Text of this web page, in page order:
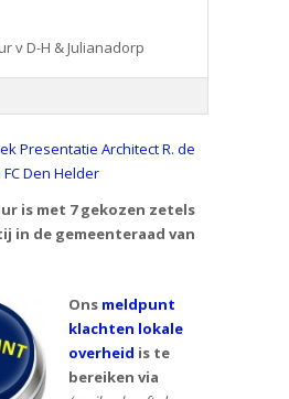
v D-H & Julianadorp
Presentatie Architect R. de
Den Helder
is met 7 gekozen zetels
in de gemeenteraad van
Ons meldpunt
klachten lokale
overheid is te
bereiken via